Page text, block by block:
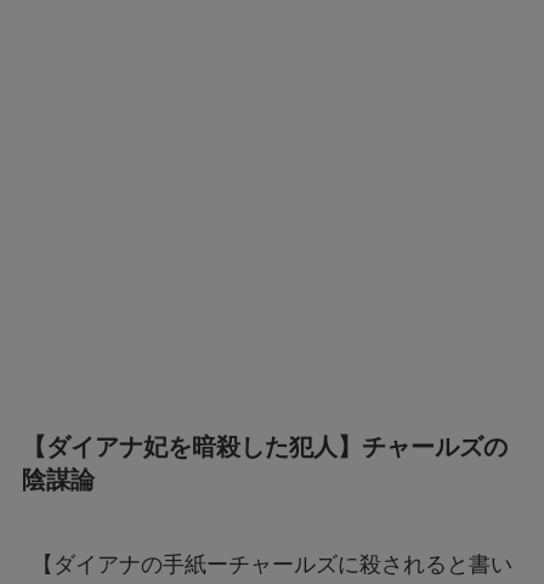
【ダイアナ妃を暗殺した犯人】チャールズの
陰謀論
【ダイアナの手紙ーチャールズに殺されると書い